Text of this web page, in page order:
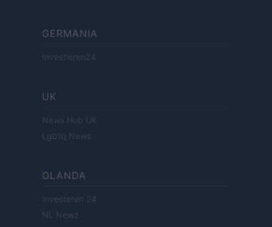
GERMANIA
Investieren24
UK
News Hub UK
Lgbtq News
OLANDA
Investeren 24
NL Newz